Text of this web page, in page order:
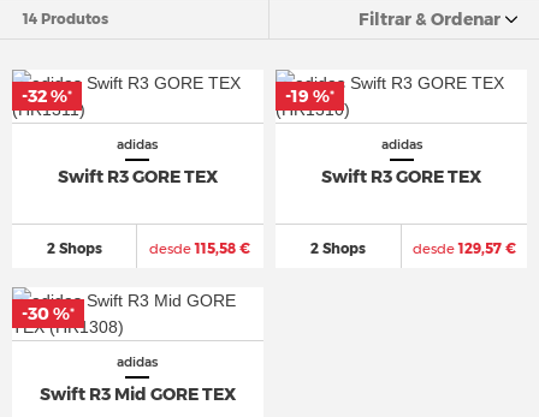
14 Produtos Filtrar & Ordenar
adidas
Swift R3 GORE TEX
2 Shops desde115,58 €
-32 %*
adidas
Swift R3 GORE TEX
2 Shops desde129,57 €
-19 %*
adidas
Swift R3 Mid GORE TEX
-30 %*